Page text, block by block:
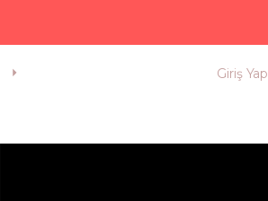
Giriş Yap